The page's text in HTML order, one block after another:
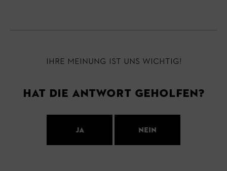
Ihre Meinung ist uns wichtig!
Hat die Antwort geholfen?
Ja Nein